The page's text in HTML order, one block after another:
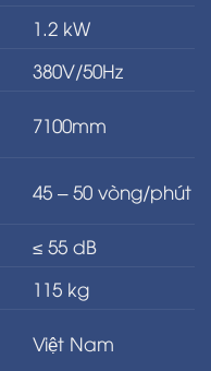
1.2 kW
380V/50Hz
7100mm
45 – 50 vòng/phút
≤ 55 dB
115 kg
Việt Nam